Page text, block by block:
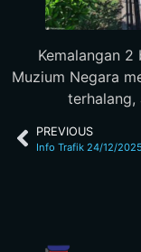
Kemalangan
Muzium Negara
PREVIOUS
Info Trafik 24/12/